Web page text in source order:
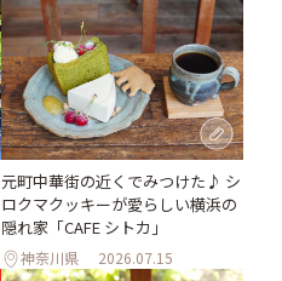
元町中華街の近くでみつけた♪ シ
ロクマクッキーが愛らしい横浜の
隠れ家「CAFE シトカ」
神奈川県 2026.07.15